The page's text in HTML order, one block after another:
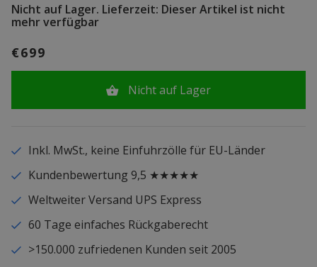
Nicht auf Lager. Lieferzeit: Dieser Artikel ist nicht
mehr verfügbar
€699
Nicht auf Lager
Inkl. MwSt., keine Einfuhrzölle für EU-Länder
Kundenbewertung 9,5 ★★★★★
Weltweiter Versand UPS Express
60 Tage einfaches Rückgaberecht
>150.000 zufriedenen Kunden seit 2005